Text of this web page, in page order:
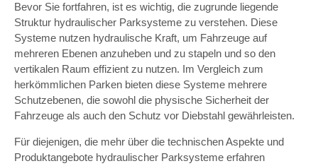
Bevor Sie fortfahren, ist es wichtig, die zugrunde liegende
Struktur hydraulischer Parksysteme zu verstehen. Diese
Systeme nutzen hydraulische Kraft, um Fahrzeuge auf
mehreren Ebenen anzuheben und zu stapeln und so den
vertikalen Raum effizient zu nutzen. Im Vergleich zum
herkömmlichen Parken bieten diese Systeme mehrere
Schutzebenen, die sowohl die physische Sicherheit der
Fahrzeuge als auch den Schutz vor Diebstahl gewährleisten.
Für diejenigen, die mehr über die technischen Aspekte und
Produktangebote hydraulischer Parksysteme erfahren